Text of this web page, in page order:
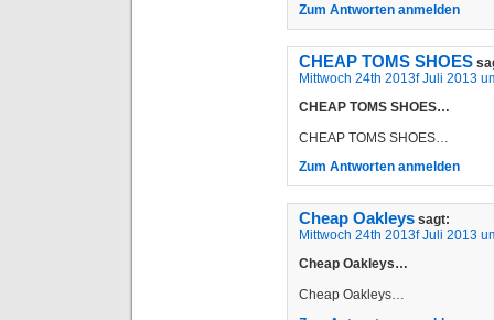
Zum Antworten anmelden
CHEAP TOMS SHOES
Mittwoch 24th 2013f Juli 2013
CHEAP TOMS SHOES…
CHEAP TOMS SHOES…
Zum Antworten anmelden
Cheap Oakleys sagt:
Mittwoch 24th 2013f Juli 2013
Cheap Oakleys…
Cheap Oakleys…